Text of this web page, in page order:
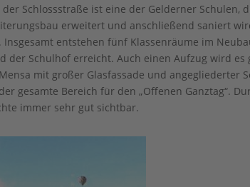
Schlossstraße ist eine der Gelderner Schulen,
erweitert und anschließend saniert
entstehen fünf Klassenräume im
Schulhof erreicht. Auch einen Aufzug wird es
mit großer Glasfassade und angegliederter
gesamte Bereich für den „Offenen Ganztag“.
immer sehr gut sichtbar.